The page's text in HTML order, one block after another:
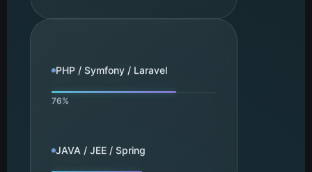
PHP / Symfony / Laravel
JAVA / JEE / Spring